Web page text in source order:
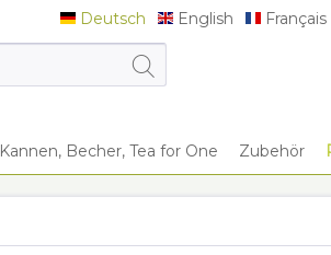
Deutsch
Deutsch English
English Français
Français
Kannen, Becher, Tea for One Zubehör